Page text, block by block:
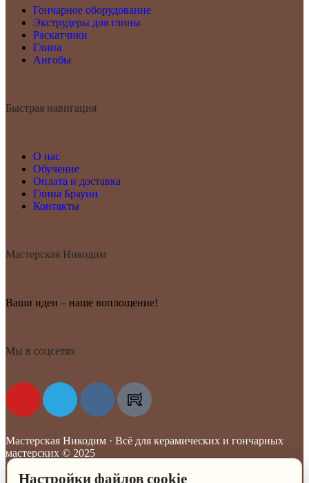
Гончарное оборудование
Экструдеры для глины
Раскатчики
Глина
Ангобы
Быстрая навигация
О нас
Обучение
Оплата и доставка
Глина Брауни
Контакты
Мастерская Никодим
Ваши идеи – наше воплощение!
Мы в соцсетях
Мастерская Никодим · Всё для керамических и гончарных
мастерских © 2025
Настройки файлов cookie